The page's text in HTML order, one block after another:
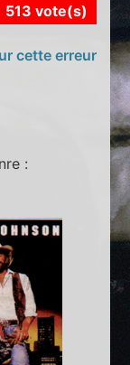
513 vote(s)
cette erreur
: